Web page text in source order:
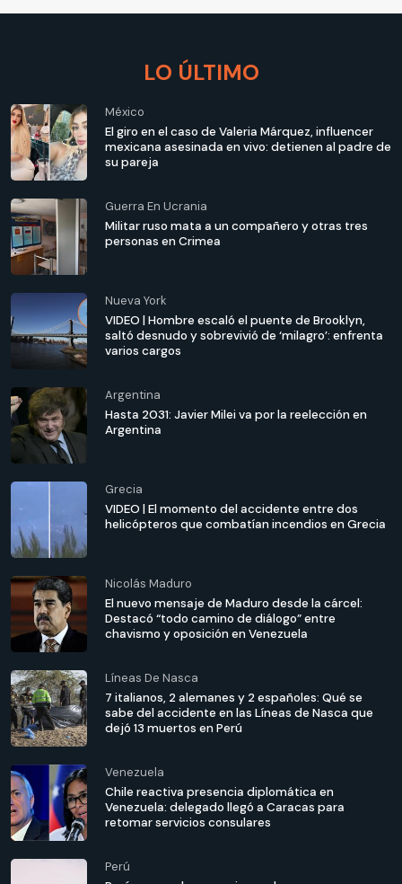
LO ÚLTIMO
México
El giro en el caso de Valeria Márquez, influencer
mexicana asesinada en vivo: detienen al padre de
su pareja
Guerra En Ucrania
Militar ruso mata a un compañero y otras tres
personas en Crimea
Nueva York
VIDEO | Hombre escaló el puente de Brooklyn,
saltó desnudo y sobrevivió de ‘milagro’: enfrenta
varios cargos
Argentina
Hasta 2031: Javier Milei va por la reelección en
Argentina
Grecia
VIDEO | El momento del accidente entre dos
helicópteros que combatían incendios en Grecia
Nicolás Maduro
El nuevo mensaje de Maduro desde la cárcel:
Destacó “todo camino de diálogo” entre
chavismo y oposición en Venezuela
Líneas De Nasca
7 italianos, 2 alemanes y 2 españoles: Qué se
sabe del accidente en las Líneas de Nasca que
dejó 13 muertos en Perú
Venezuela
Chile reactiva presencia diplomática en
Venezuela: delegado llegó a Caracas para
retomar servicios consulares
Perú